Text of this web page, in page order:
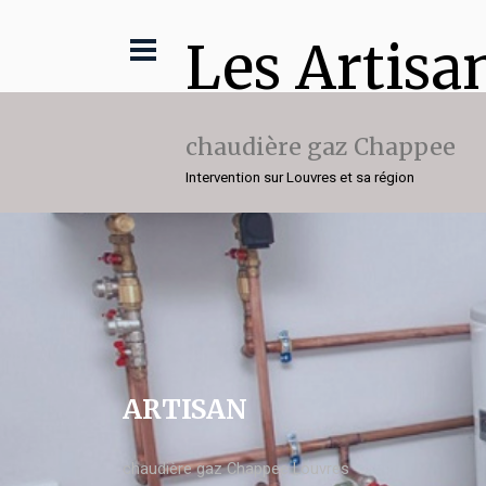
Les
chaudière gaz Chappee
Intervention sur Louvres et sa région
ARTISAN
chaudière gaz Chappee Louvres